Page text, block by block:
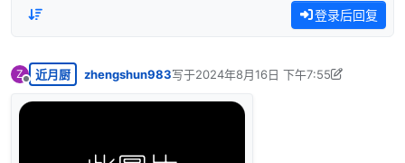
登录后回复
Z
离线
近月厨 zhengshun983写于2024年8月16日 下午7:55
最后由 zhengshun983 编辑2024年8月23